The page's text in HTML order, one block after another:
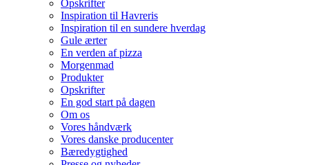
Opskrifter
Inspiration til Havreris
Inspiration til en sundere hverdag
Gule ærter
En verden af pizza
Morgenmad
Produkter
Opskrifter
En god start på dagen
Om os
Vores håndværk
Vores danske producenter
Bæredygtighed